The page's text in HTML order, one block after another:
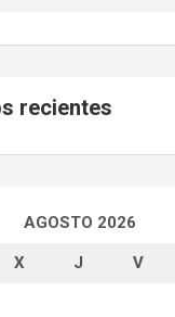
recientes
AGOSTO 2026
X J V